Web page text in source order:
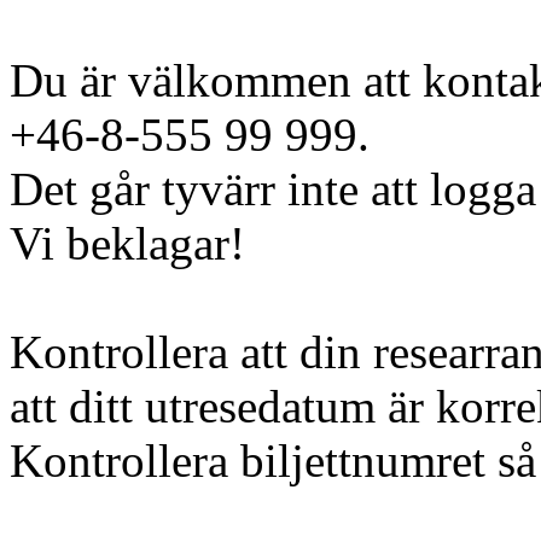
Du är välkommen att
+46-8-555 99 999.
Det går tyvärr inte att
Vi beklagar!
Kontrollera att din
att ditt utresedatum är
Kontrollera biljettnumret